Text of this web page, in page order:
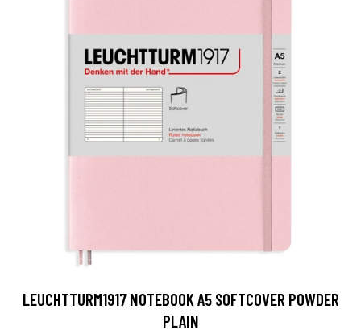
LEUCHTTURM1917 NOTEBOOK A5 SOFTCOVER POWDER
PLAIN